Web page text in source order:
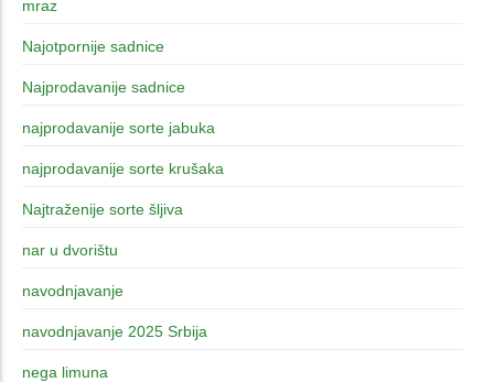
mraz
Najotpornije sadnice
Najprodavanije sadnice
najprodavanije sorte jabuka
najprodavanije sorte krušaka
Najtraženije sorte šljiva
nar u dvorištu
navodnjavanje
navodnjavanje 2025 Srbija
nega limuna